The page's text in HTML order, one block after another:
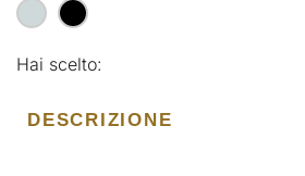
Hai scelto:
DESCRIZIONE